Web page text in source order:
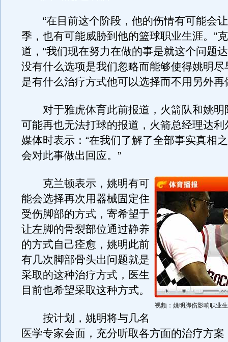
“在目前这个阶段，他的伤情有可能会
季，也有可能威胁到他的篮球职业生涯。”
道，“我们现在努力在做的事是就这个问题
没有什么选项是我们忽略而能够使得姚明尽
是有什么治疗方式他可以选择而不用另外再
对于雅虎体育此前报道，火箭队和姚明
可能再也无法打球的报道，火箭总经理达利
媒体时表示：“在我们了解了全部事实真相
会对此事做出回应。”
视频：姚明脚伤影响职业
克兰顿表示，姚明有可
能会选择再次用器械固定住
受伤脚部的方式，寄希望于
让左脚的骨裂部位通过静养
的方式自己痊愈，姚明此前
有几次脚部骨头出问题就是
采取的这种治疗方式，医生
目前也希望采取这种方式。
按计划，姚明将与几名
医学专家会面，充分听取各方面的治疗方